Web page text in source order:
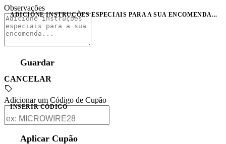
Observações
ADICIONE INSTRUÇÕES ESPECIAIS PARA A SUA ENCOMENDA...
Guardar
CANCELAR
Adicionar um Código de Cupão
INSERIR CÓDIGO
Aplicar Cupão